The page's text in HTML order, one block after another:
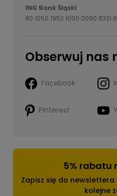
ING Bank Śląski
80 1050 1953 1000 0090 8321
Obserwuj nas
Facebook
Pinterest
5% rabatu
Zapisz się do
kolejne